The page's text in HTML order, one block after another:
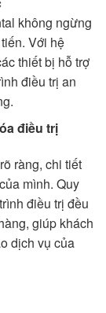
không ngừng
Với hệ
thiết bị hỗ trợ
điều trị an
điều trị
ràng, chi tiết
mình. Quy
điều trị đều
giúp khách
dịch vụ của